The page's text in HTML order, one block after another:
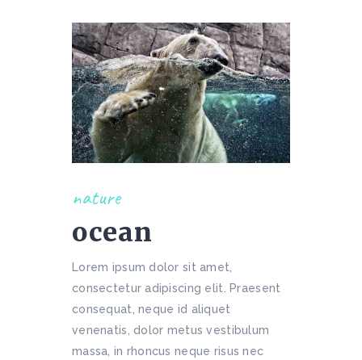
nature
ocean
Lorem ipsum dolor sit amet,
consectetur adipiscing elit. Praesent
consequat, neque id aliquet
venenatis, dolor metus vestibulum
massa, in rhoncus neque risus nec